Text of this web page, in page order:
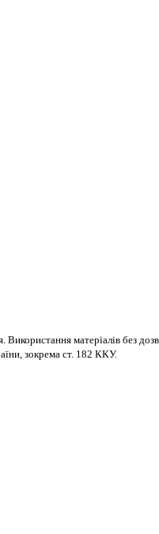
Використання матеріалів
зокрема ст. 182 ККУ.